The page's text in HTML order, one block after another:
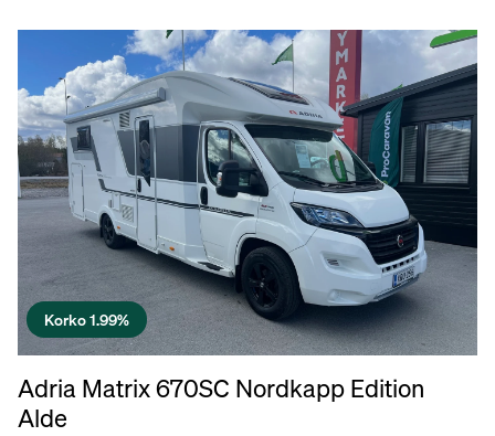
Korko 1.99%
Adria Matrix 670SC Nordkapp Edition
Alde